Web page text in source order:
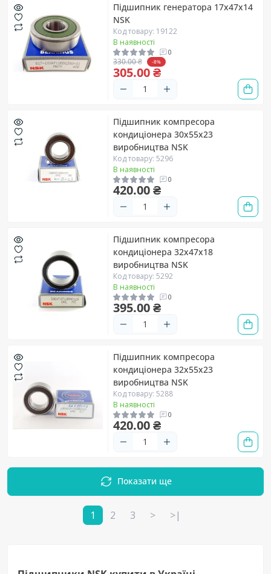
Підшипник генератора 17х47х14
NSK
Код товару: 19122
В наявності
0
330.00 ₴ -8%
305.00 ₴
Підшипник компресора
кондиціонера 30х55х23
виробництва NSK
Код товару: 5296
В наявності
0
420.00 ₴
Підшипник компресора
кондиціонера 32х47х18
виробництва NSK
Код товару: 5292
В наявності
0
395.00 ₴
Підшипник компресора
кондиціонера 32х55х23
виробництва NSK
Код товару: 5288
В наявності
0
420.00 ₴
Показати ще
1 2 3 > >|